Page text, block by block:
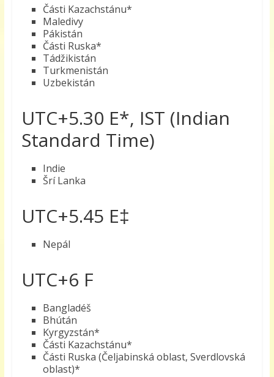
Části Kazachstánu*
Maledivy
Pákistán
Části Ruska*
Tádžikistán
Turkmenistán
Uzbekistán
UTC+5.30 E*, IST (Indian
Standard Time)
Indie
Šrí Lanka
UTC+5.45 E‡
Nepál
UTC+6 F
Bangladéš
Bhútán
Kyrgyzstán*
Části Kazachstánu*
Části Ruska (Čeljabinská oblast, Sverdlovská
oblast)*